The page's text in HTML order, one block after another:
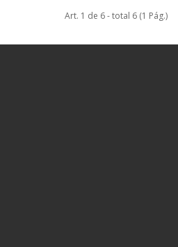
Art. 1 de 6 - total 6 (1 Pág.)